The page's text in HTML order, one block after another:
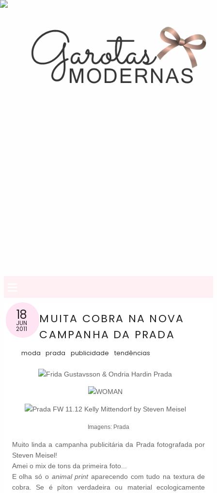
18
JUN
2011
MUITA COBRA NA NOVA
CAMPANHA DA PRADA
moda prada publicidade tendências
Imagens: Prada
Muito linda a campanha publicitária da Prada fotografada por
Steven Meisel!
Amei o mix de tons da primeira foto...
E olha só o animal printaparecendo com tudo na textura de
cobra. Se é píton verdadeira ou material ecologicamente